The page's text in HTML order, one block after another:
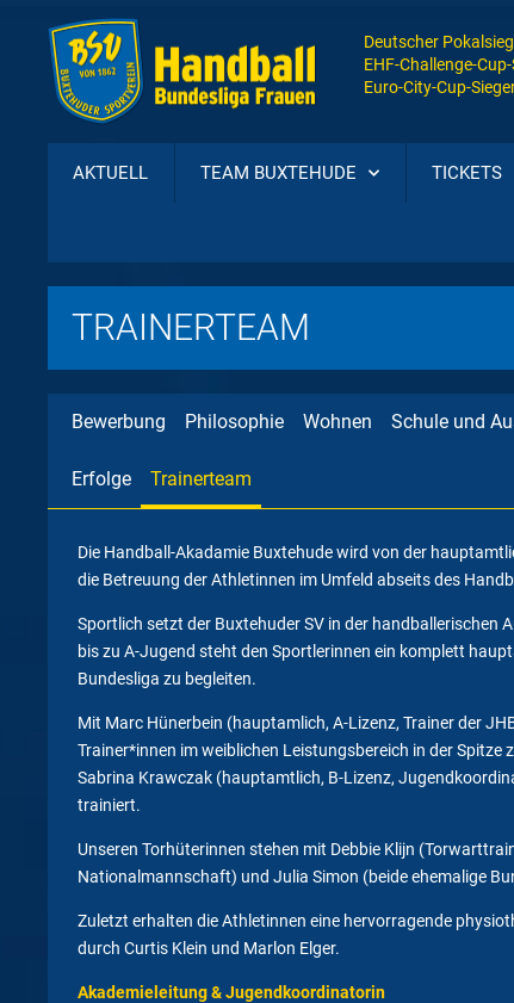
Deutscher
EHF-Challenge-
Euro-City-Cup-
AKTUELL TEAM BUXTEHUDE TICKETS
TRAINERTEAM
Bewerbung Philosophie Wohnen Schule und
Erfolge Trainerteam
Die Handball-Akadamie Buxtehude wird von der
die Betreuung der Athletinnen im Umfeld abseits des
Sportlich setzt der Buxtehuder SV in der handballerischen
bis zu A-Jugend steht den Sportlerinnen ein komplett
Bundesliga zu begleiten.
Mit Marc Hünerbein (hauptamlich, A-Lizenz, Trainer der
Trainer*innen im weiblichen Leistungsbereich in der Spitze
Sabrina Krawczak (hauptamtlich, B-Lizenz,
trainiert.
Unseren Torhüterinnen stehen mit Debbie Klijn
Nationalmannschaft) und Julia Simon (beide ehemalige
Zuletzt erhalten die Athletinnen eine hervorragende
durch Curtis Klein und Marlon Elger.
Akademieleitung & Jugendkoordinatorin